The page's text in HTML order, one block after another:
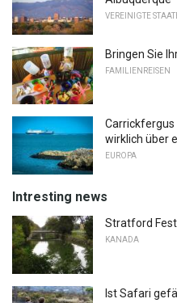
VEREINIGTE
Bringen Sie
FAMILIENREISEN
Carrickfergus
wirklich über
EUROPA
Intresting news
Stratford
KANADA
Ist Safari